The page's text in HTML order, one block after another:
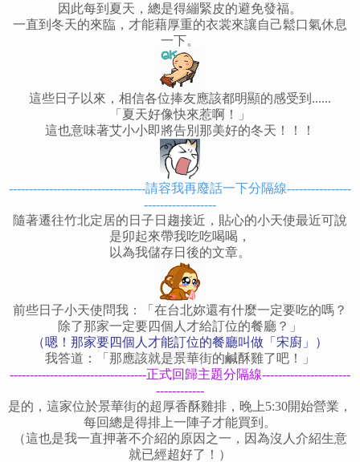
因此每到夏天，總是得繃緊皮的避免發福。
一直到冬天的來臨，才能藉厚重的衣裳來讓自己鬆口氣休息
一下。
這些日子以來，相信各位捧友應該都明顯的感受到......
「夏天好像快來惹啊！」
這也意味著艾小小即將告別那美好的冬天！！！
----------------------------------請容我再廢話一下分隔線----------------
------------------
隨著遷往竹北定居的日子日趨接近，貼心的小天使最近可說
是卯起來帶我吃吃喝喝，
以為我儲存日後的文章。
前些日子小天使問我：「在台北妳還有什麼一定要吃的嗎？
除了那家一定要四個人才給訂位的餐廳？」
（嗯！那家要四個人才能訂位的餐廳叫做「宋廚」）
我答道：「那應該就是景華街的鹹酥雞了吧！」
----------------------------------正式回歸主題分隔線----------------------
------------
是的，這家位於景華街的超厚香酥雞排，晚上5:30開始營業，
每回總是得排上一陣子才能買到。
（這也是我一直押著不介紹的原因之一，因為沒人介紹生意
就已經超好了！）